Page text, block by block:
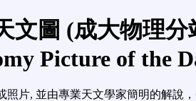
文圖 (成大物理分
Picture of the
照片, 並由專業天文學家簡明的解說，